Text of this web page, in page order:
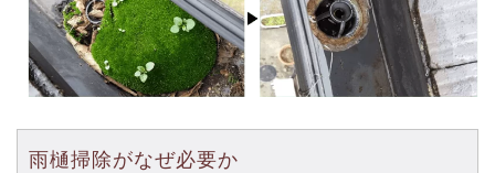
雨樋掃除がなぜ必要か